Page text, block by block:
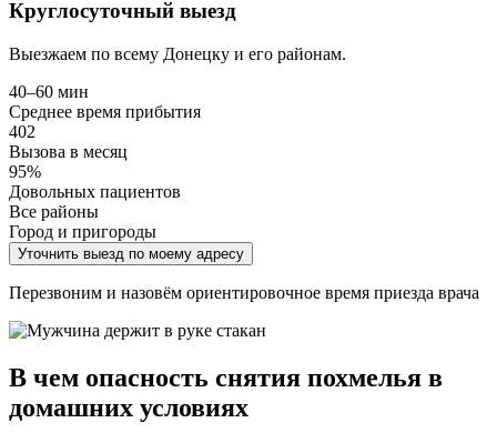
Круглосуточный выезд
Выезжаем по всему Донецку и его районам.
40–60 мин
Среднее время прибытия
402
Вызова в месяц
95%
Довольных пациентов
Все районы
Город и пригороды
Уточнить выезд по моему адресу
Перезвоним и назовём ориентировочное время приезда врача
В чем опасность снятия похмелья в
домашних условиях